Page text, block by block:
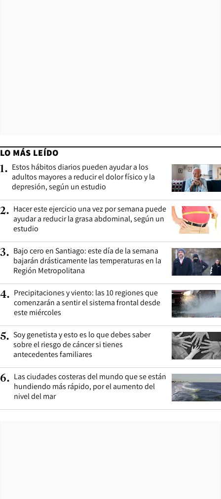
LO MÁS LEÍDO
1. Estos hábitos diarios pueden ayudar a los
adultos mayores a reducir el dolor físico y la
depresión, según un estudio
2. Hacer este ejercicio una vez por semana puede
ayudar a reducir la grasa abdominal, según un
estudio
3. Bajo cero en Santiago: este día de la semana
bajarán drásticamente las temperaturas en la
Región Metropolitana
4. Precipitaciones y viento: las 10 regiones que
comenzarán a sentir el sistema frontal desde
este miércoles
5. Soy genetista y esto es lo que debes saber
sobre el riesgo de cáncer si tienes
antecedentes familiares
6. Las ciudades costeras del mundo que se están
hundiendo más rápido, por el aumento del
nivel del mar